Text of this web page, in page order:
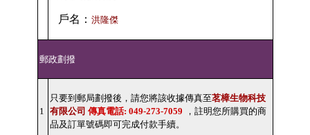
戶名： 洪隆傑
郵政劃撥
1
只要到郵局劃撥後，請您將該收據傳真至茗樟生物科技
有限公司 傳真電話: 049-273-7059
，註明您所購買的商
品及訂單號碼即可完成付款手續。